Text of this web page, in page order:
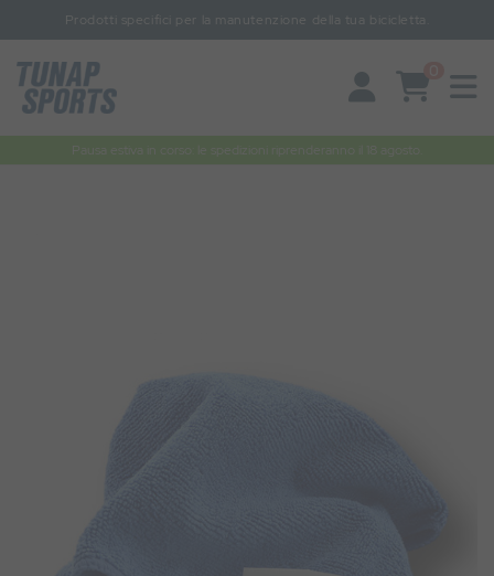
Prodotti specifici per la manutenzione della tua bicicletta.
Pausa estiva in corso: le spedizioni riprenderanno il 18 agosto.